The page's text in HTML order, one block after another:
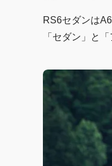
RS6セダンは
「セダン」と